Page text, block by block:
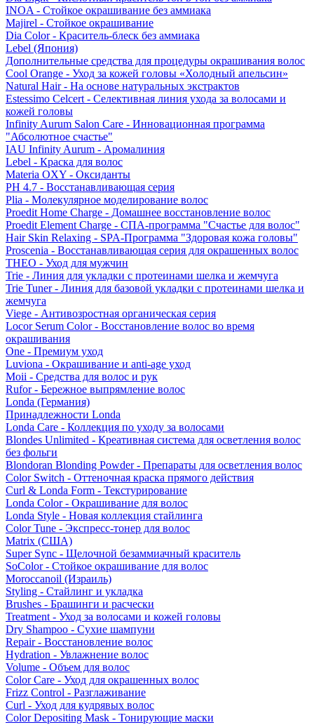
INOA - Стойкое окрашивание без аммиака
Majirel - Стойкое окрашивание
Dia Color - Краситель-блеск без аммиака
Lebel (Япония)
Дополнительные средства для процедуры окрашивания волос
Cool Orange - Уход за кожей головы «Холодный апельсин»
Natural Hair - На основе натуральных экстрактов
Estessimo Celcert - Селективная линия ухода за волосами и
кожей головы
Infinity Aurum Salon Care - Инновационная программа
"Абсолютное счастье"
IAU Infinity Aurum - Аромалиния
Lebel - Краска для волос
Materia OXY - Оксиданты
PH 4.7 - Восстанавливающая серия
Plia - Молекулярное моделирование волос
Proedit Home Charge - Домашнее восстановление волос
Proedit Element Charge - СПА-программа "Счастье для волос"
Hair Skin Relaxing - SPA-Программа "Здоровая кожа головы"
Proscenia - Восстанавливающая серия для окрашенных волос
THEO - Уход для мужчин
Trie - Линия для укладки с протеинами шелка и жемчуга
Trie Tuner - Линия для базовой укладки с протеинами шелка и
жемчуга
Viege - Антивозростная органическая серия
Locor Serum Color - Восстановление волос во время
окрашивания
One - Премиум уход
Luviona - Окрашивание и anti-age уход
Moii - Средства для волос и рук
Rufor - Бережное выпрямление волос
Londa (Германия)
Принадлежности Londa
Londa Care - Коллекция по уходу за волосами
Blondes Unlimited - Креативная система для осветления волос
без фольги
Blondoran Blonding Powder - Препараты для осветления волос
Color Switch - Оттеночная краска прямого действия
Curl & Londa Form - Текстурирование
Londa Color - Окрашивание для волос
Londa Style - Новая коллекция стайлинга
Color Tune - Экспресс-тонер для волос
Matrix (США)
Super Sync - Щелочной безаммиачный краситель
SoColor - Стойкое окрашивание для волос
Moroccanoil (Израиль)
Styling - Стайлинг и укладка
Brushes - Брашинги и расчески
Treatment - Уход за волосами и кожей головы
Dry Shampoo - Сухие шампуни
Repair - Восстановление волос
Hydration - Увлажнение волос
Volume - Объем для волос
Color Care - Уход для окрашенных волос
Frizz Control - Разглаживание
Curl - Уход для кудрявых волос
Color Depositing Mask - Тонирующие маски